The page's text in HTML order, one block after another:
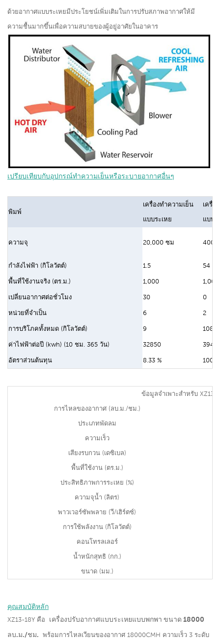
ด้วยอากาศแบบระเหยมีประโยชน์เพิ่มเติมในการปรับสภาพอากาศให้มี
ความชื้นมากขึ้นเพื่อความสบายของผู้อยู่อาศัยในอาคาร
เปรียบเทียบกับอุปกรณ์ทำความเย็นหรือระบายอากาศอื่นๆ
พิมพ์
เครื่องทำความเย็น
แบบระเหย
เครื่อ
แบบดั้
ความจุ 20,000 ซม 400
กำลังไฟฟ้า (กิโลวัตต์) 1.5 54
พื้นที่ใช้งานจริง (ตร.ม.) 1,000 1,000
เปลี่ยนอากาศต่อชั่วโมง 30 0
หน่วยที่จำเป็น 6 2
การบริโภคทั้งหมด (กิโลวัตต์) 9 108
ค่าไฟฟ้าต่อปี (kwh) (10 ชม. 365 วัน) 32850
อัตราส่วนต้นทุน 8.33 % 100 %
ข้อมูลจำเพาะสำหรับ XZ13-
การไหลของอากาศ (ลบ.ม./ชม.)
ประเภทพัดลม
ความเร็ว
เสียงรบกวน (เดซิเบล)
พื้นที่ใช้งาน (ตร.ม.)
ประสิทธิภาพการระเหย (%)
ความจุน้ำ (ลิตร)
พาวเวอร์ซัพพลาย (วี/เฮิร์ตซ์)
การใช้พลังงาน (กิโลวัตต์)
คอนโทรลเลอร์
น้ำหนักสุทธิ (กก.)
ขนาด (มม.)
คุณสมบัติหลัก
XZ13-18Y คือ เครื่องปรับอากาศแบบระเหยแบบพกพา ขนาด 18000
ลบ.ม./ชม. พร้อมการไหลเวียนของอากาศ 18000CMH ความเร็ว 3 ระดับ